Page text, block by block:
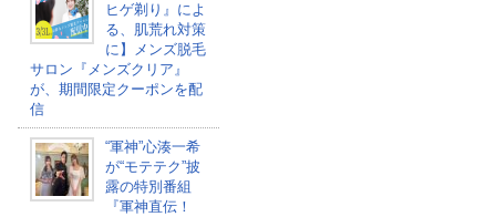
ヒゲ剃り』によ
る、肌荒れ対策
に】メンズ脱毛
サロン『メンズクリア』
が、期間限定クーポンを配
信
“軍神”心湊一希
が“モテテク”披
露の特別番組
『軍神直伝！